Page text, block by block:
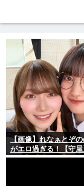
【画像】れなぁとぞ
がエロ過ぎる！【守
園玲】【櫻坂46】